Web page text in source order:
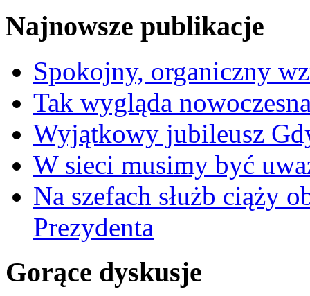
Najnowsze publikacje
Spokojny, organiczny
Tak wygląda
Wyjątkowy jubileusz
W sieci musimy być
Na szefach służb ciąży
Prezydenta
Gorące dyskusje